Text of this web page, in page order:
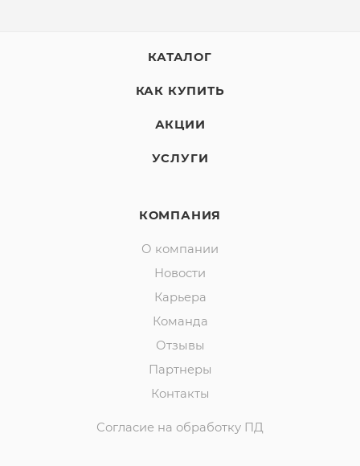
КАТАЛОГ
КАК КУПИТЬ
АКЦИИ
УСЛУГИ
КОМПАНИЯ
О компании
Новости
Карьера
Команда
Отзывы
Партнеры
Контакты
Согласие на обработку ПД